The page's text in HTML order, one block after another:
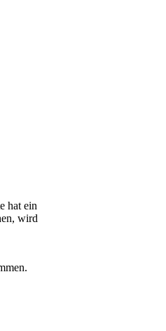
hat ein
wird